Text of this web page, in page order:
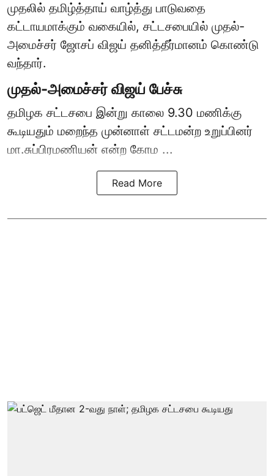
முதலில் தமிழ்த்தாய் வாழ்த்து பாடுவதை
கட்டாயமாக்கும் வகையில், சட்டசபையில் முதல்-
அமைச்சர் ஜோசப் விஜய் தனித்தீர்மானம் கொண்டு
வந்தார்.
முதல்-அமைச்சர் விஜய் பேச்சு
தமிழக சட்டசபை இன்று காலை 9.30 மணிக்கு
கூடியதும் மறைந்த முன்னாள் சட்டமன்ற உறுப்பினர்
மா.சுப்பிரமணியன் என்ற கோம ...
Read More